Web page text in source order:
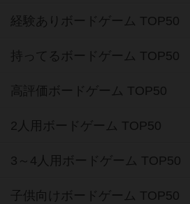
経験ありボードゲーム TOP50
持ってるボードゲーム TOP50
高評価ボードゲーム TOP50
2人用ボードゲーム TOP50
3～4人用ボードゲーム TOP50
子供向けボードゲーム TOP50